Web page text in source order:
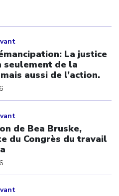
La justice
seulement de la
aussi de l’action.
de Bea Bruske,
du Congrès du travail